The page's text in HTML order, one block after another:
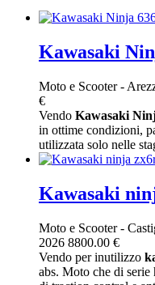
Kawasaki
Moto e Scooter-
€
Vendo Kawasaki
in ottime condizioni,
utilizzata solo nelle
Kawasaki
Moto e Scooter-
2026 8800.00 €
Vendo per inutilizzo
abs. Moto che di